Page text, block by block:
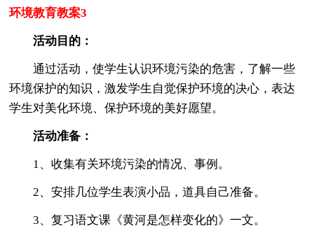
环境教育教案3
活动目的：
通过活动，使学生认识环境污染的危害，了解一些
环境保护的知识，激发学生自觉保护环境的决心，表达
学生对美化环境、保护环境的美好愿望。
活动准备：
1、收集有关环境污染的情况、事例。
2、安排几位学生表演小品，道具自己准备。
3、复习语文课《黄河是怎样变化的》一文。